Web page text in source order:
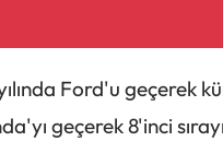
Ford'u geçerek
geçerek 8'inci